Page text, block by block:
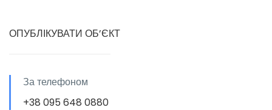
ОПУБЛІКУВАТИ ОБ’ЄКТ
За телефоном
+38 095 648 0880